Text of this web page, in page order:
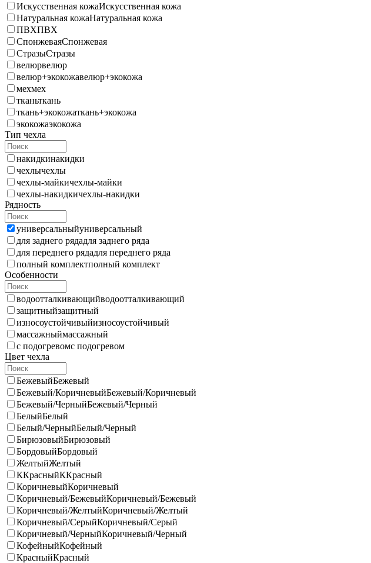
Искусственная кожаИскусственная кожа
Натуральная кожаНатуральная кожа
ПВХПВХ
СпонжеваяСпонжевая
СтразыСтразы
велюрвелюр
велюр+экокожавелюр+экокожа
мехмех
тканьткань
ткань+экокожаткань+экокожа
экокожаэкокожа
Тип чехла
накидкинакидки
чехлычехлы
чехлы-майкичехлы-майки
чехлы-накидкичехлы-накидки
Рядность
универсальныйуниверсальный
для заднего рядадля заднего ряда
для переднего рядадля переднего ряда
полный комплектполный комплект
Особенности
водоотталкивающийводоотталкивающий
защитныйзащитный
износоустойчивыйизносоустойчивый
массажныймассажный
с подогревомс подогревом
Цвет чехла
БежевыйБежевый
Бежевый/КоричневыйБежевый/Коричневый
Бежевый/ЧерныйБежевый/Черный
БелыйБелый
Белый/ЧерныйБелый/Черный
БирюзовыйБирюзовый
БордовыйБордовый
ЖелтыйЖелтый
ККрасныйККрасный
КоричневыйКоричневый
Коричневый/БежевыйКоричневый/Бежевый
Коричневый/ЖелтыйКоричневый/Желтый
Коричневый/СерыйКоричневый/Серый
Коричневый/ЧерныйКоричневый/Черный
КофейныйКофейный
КрасныйКрасный